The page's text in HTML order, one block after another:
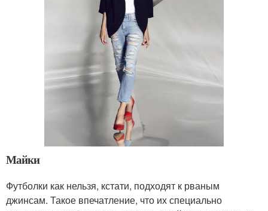
Майки
Футболки как нельзя, кстати, подходят к рваным
джинсам. Такое впечатление, что их специально